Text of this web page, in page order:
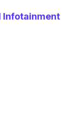
Infotainment